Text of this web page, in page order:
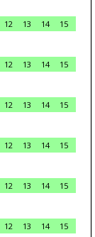
12 13 14
15
12 13 14
15
12 13 14
15
12 13 14
15
12 13 14
15
12 13 14
15